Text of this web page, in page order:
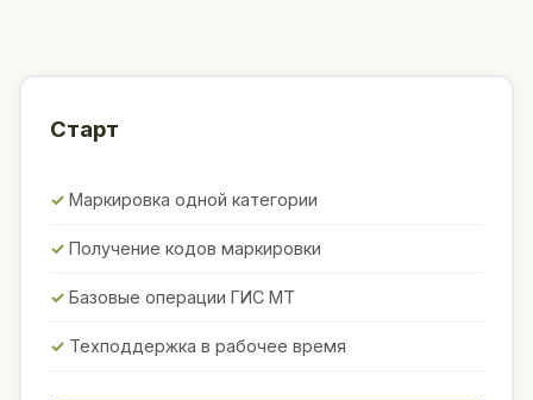
Старт
Маркировка одной категории
Получение кодов маркировки
Базовые операции ГИС МТ
Техподдержка в рабочее время